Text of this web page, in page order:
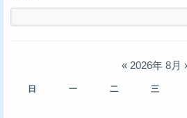
« 2026年 8月
日 一 二 三